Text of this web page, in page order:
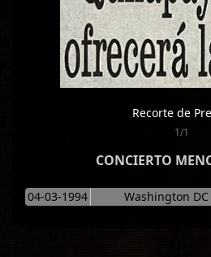
Recorte de
1/1
CONCIERTO
04-03-1994 Washington DC